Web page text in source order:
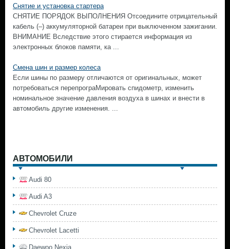
Снятие и установка стартера
СНЯТИЕ ПОРЯДОК ВЫПОЛНЕНИЯ Отсоедините отрицательный
кабель (–) аккумуляторной батареи при выключенном зажигании.
ВНИМАНИЕ Вследствие этого стирается информация из
электронных блоков памяти, ка ...
Смена шин и размер колеса
Если шины по размеру отличаются от оригинальных, может
потребоваться перепрограМировать спидометр, изменить
номинальное значение давления воздуха в шинах и внести в
автомобиль другие изменения. ...
АВТОМОБИЛИ
Audi 80
Audi A3
Chevrolet Cruze
Chevrolet Lacetti
Daewoo Nexia